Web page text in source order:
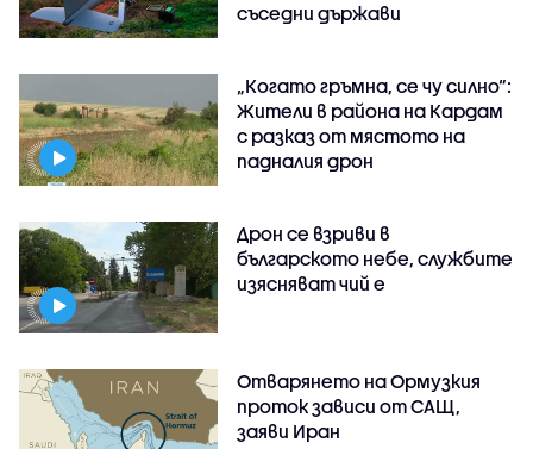
съседни държави
„Когато гръмна, се чу силно“:
Жители в района на Кардам
с разказ от мястото на
падналия дрон
Дрон се взриви в
българското небе, службите
изясняват чий е
Отварянето на Ормузкия
проток зависи от САЩ,
заяви Иран